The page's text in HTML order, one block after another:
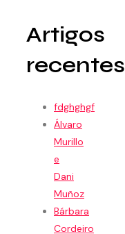
Artigos
recentes
fdghghgf
Álvaro
Murillo
e
Dani
Muñoz
Bárbara
Cordeiro